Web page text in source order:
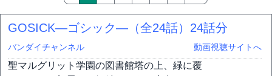
GOSICK―ゴシック―（全24話） 24話分
バンダイチャンネル 動画視聴サイトへ
聖マルグリット学園の図書館塔の上、緑に覆